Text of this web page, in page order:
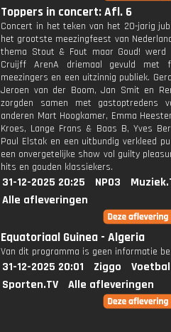
Toppers in concert: Afl. 6
Concert in het teken van het 20-jarig
het grootste meezingfeest van
thema Stout & Fout maar Goud! werd
Cruijff ArenA driemaal gevuld met
meezingers en een uitzinnig publiek.
Jeroen van der Boom, Jan Smit en
zorgden samen met gastoptredens
anderen Mart Hoogkamer, Emma
Kroes, Lange Frans & Baas B, Yves
Paul Elstak en een uitbundig verkleed
een onvergetelijke show vol guilty
hits en gouden klassiekers.
31-12-2025 20:25 NPO3
Alle afleveringen
Equatoriaal Guinea - Algeria
Van dit programma is geen informatie
31-12-2025 20:01 Ziggo
Sporten.TV
Alle afleveringen